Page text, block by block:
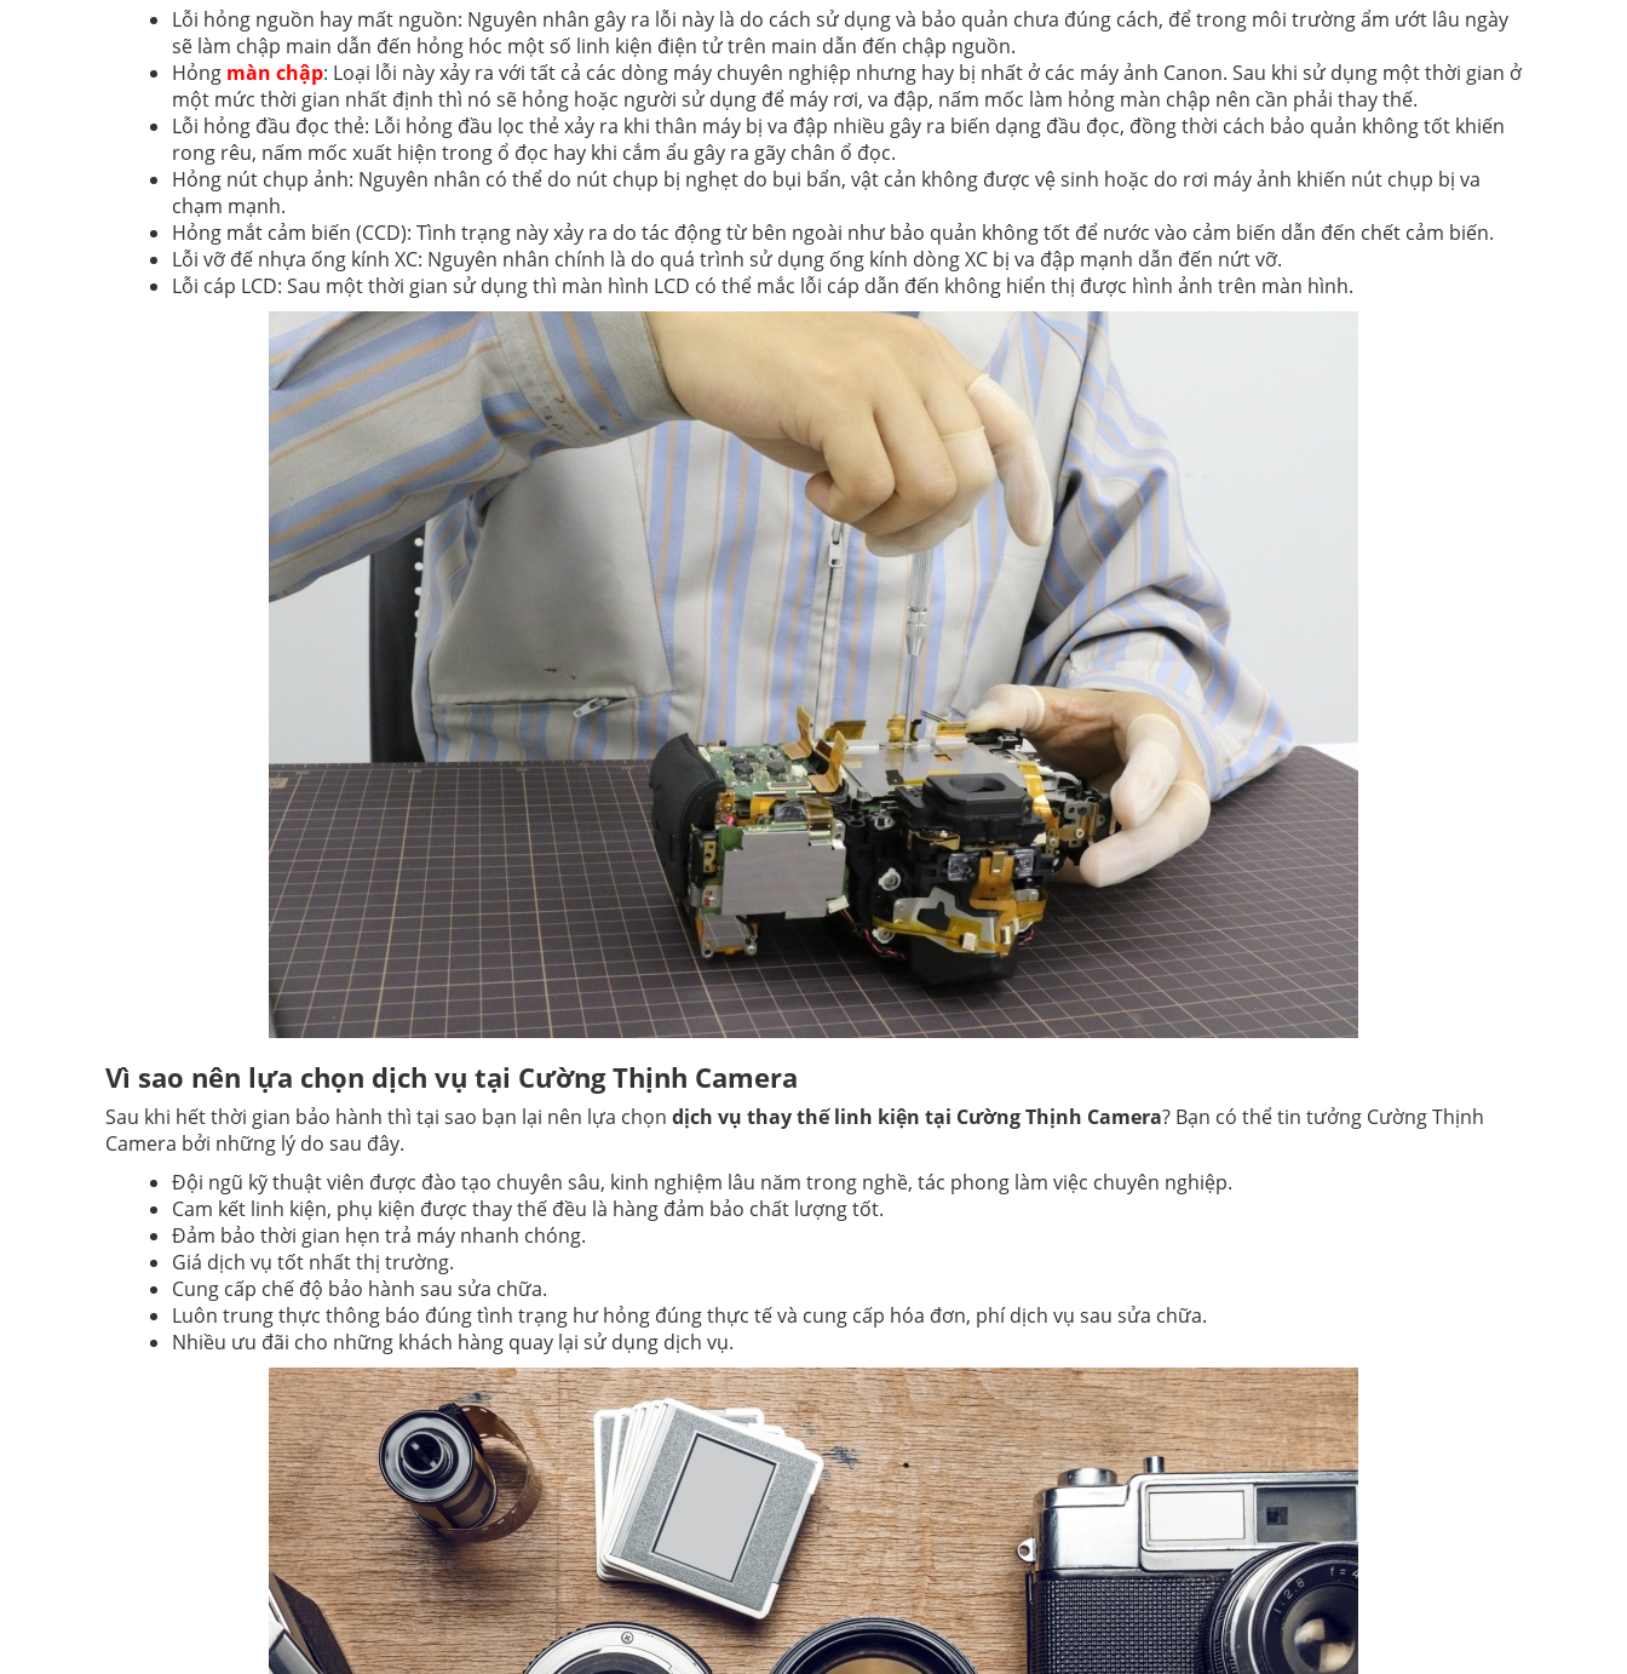
Lỗi hỏng nguồn hay mất nguồn: Nguyên nhân gây ra lỗi này là do cách sử dụng và bảo quản chưa đúng cách, để trong môi trường ẩm ướt lâu ngày
sẽ làm chập main dẫn đến hỏng hóc một số linh kiện điện tử trên main dẫn đến chập nguồn.
Hỏng màn chập: Loại lỗi này xảy ra với tất cả các dòng máy chuyên nghiệp nhưng hay bị nhất ở các máy ảnh Canon. Sau khi sử dụng một thời gian ở
một mức thời gian nhất định thì nó sẽ hỏng hoặc người sử dụng để máy rơi, va đập, nấm mốc làm hỏng màn chập nên cần phải thay thế.
Lỗi hỏng đầu đọc thẻ: Lỗi hỏng đầu lọc thẻ xảy ra khi thân máy bị va đập nhiều gây ra biến dạng đầu đọc, đồng thời cách bảo quản không tốt khiến
rong rêu, nấm mốc xuất hiện trong ổ đọc hay khi cắm ẩu gây ra gãy chân ổ đọc.
Hỏng nút chụp ảnh: Nguyên nhân có thể do nút chụp bị nghẹt do bụi bẩn, vật cản không được vệ sinh hoặc do rơi máy ảnh khiến nút chụp bị va
chạm mạnh.
Hỏng mắt cảm biến (CCD): Tình trạng này xảy ra do tác động từ bên ngoài như bảo quản không tốt để nước vào cảm biến dẫn đến chết cảm biến.
Lỗi vỡ đế nhựa ống kính XC: Nguyên nhân chính là do quá trình sử dụng ống kính dòng XC bị va đập mạnh dẫn đến nứt vỡ.
Lỗi cáp LCD: Sau một thời gian sử dụng thì màn hình LCD có thể mắc lỗi cáp dẫn đến không hiển thị được hình ảnh trên màn hình.
Vì sao nên lựa chọn dịch vụ tại Cường Thịnh Camera
Sau khi hết thời gian bảo hành thì tại sao bạn lại nên lựa chọn dịch vụ thay thế linh kiện tại Cường Thịnh Camera? Bạn có thể tin tưởng Cường Thịnh
Camera bởi những lý do sau đây.
Đội ngũ kỹ thuật viên được đào tạo chuyên sâu, kinh nghiệm lâu năm trong nghề, tác phong làm việc chuyên nghiệp.
Cam kết linh kiện, phụ kiện được thay thế đều là hàng đảm bảo chất lượng tốt.
Đảm bảo thời gian hẹn trả máy nhanh chóng.
Giá dịch vụ tốt nhất thị trường.
Cung cấp chế độ bảo hành sau sửa chữa.
Luôn trung thực thông báo đúng tình trạng hư hỏng đúng thực tế và cung cấp hóa đơn, phí dịch vụ sau sửa chữa.
Nhiều ưu đãi cho những khách hàng quay lại sử dụng dịch vụ.